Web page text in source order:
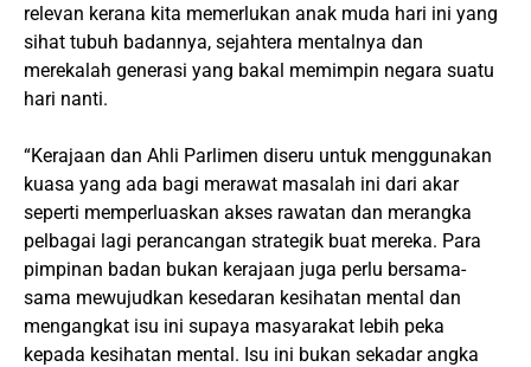
relevan kerana kita memerlukan anak muda hari ini yang
sihat tubuh badannya, sejahtera mentalnya dan
merekalah generasi yang bakal memimpin negara suatu
hari nanti.
“Kerajaan dan Ahli Parlimen diseru untuk menggunakan
kuasa yang ada bagi merawat masalah ini dari akar
seperti memperluaskan akses rawatan dan merangka
pelbagai lagi perancangan strategik buat mereka. Para
pimpinan badan bukan kerajaan juga perlu bersama-
sama mewujudkan kesedaran kesihatan mental dan
mengangkat isu ini supaya masyarakat lebih peka
kepada kesihatan mental. Isu ini bukan sekadar angka